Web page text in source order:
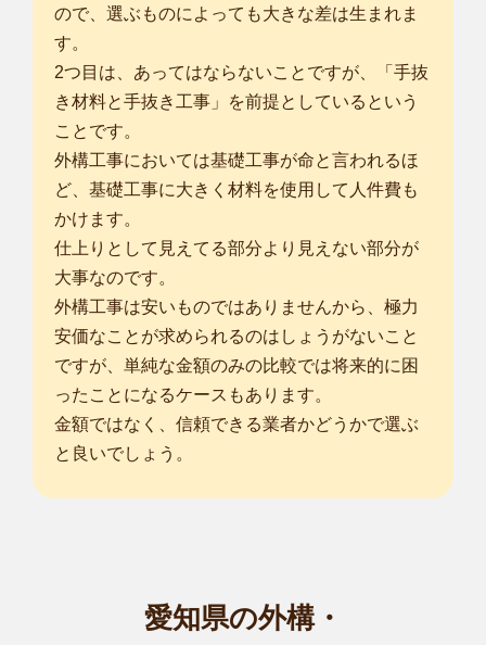
ので、選ぶものによっても大きな差は生まれま
す。
2つ目は、あってはならないことですが、「手抜
き材料と手抜き工事」を前提としているという
ことです。
外構工事においては基礎工事が命と言われるほ
ど、基礎工事に大きく材料を使用して人件費も
かけます。
仕上りとして見えてる部分より見えない部分が
大事なのです。
外構工事は安いものではありませんから、極力
安価なことが求められるのはしょうがないこと
ですが、単純な金額のみの比較では将来的に困
ったことになるケースもあります。
金額ではなく、信頼できる業者かどうかで選ぶ
と良いでしょう。
愛知県の外構・